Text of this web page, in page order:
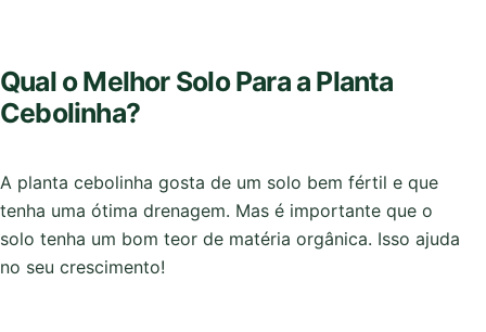
Qual o Melhor Solo Para a Planta
Cebolinha?
A planta cebolinha gosta de um solo bem fértil e que
tenha uma ótima drenagem. Mas é importante que o
solo tenha um bom teor de matéria orgânica. Isso ajuda
no seu crescimento!